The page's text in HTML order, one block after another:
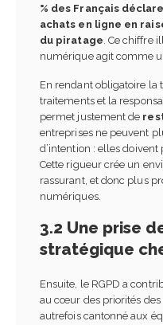
% des Français
achats en ligne en
du piratage . Ce chiffre
numérique agit comme
En rendant obligatoire la
traitements et la
permet justement de
entreprises ne peuvent
d’intention : elles
Cette rigueur crée un
rassurant, et donc plus
numériques.
3.2 Une prise
stratégique
Ensuite, le RGPD a
au cœur des priorités des
autrefois cantonné aux